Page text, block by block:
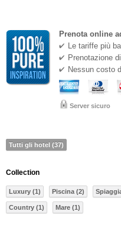
Prenota online
Le tariffe più
Prenotazione
Nessun costo
Server sicuro
Tutti gli hotel (37)
Collection
Luxury (1) Piscina (2)
Country (1) Mare (1)